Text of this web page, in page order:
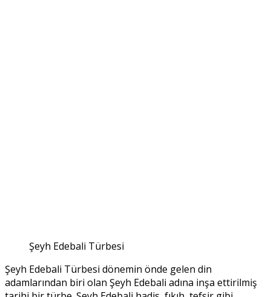
Şeyh Edebali Türbesi
Şeyh Edebali Türbesi dönemin önde gelen din
adamlarından biri olan Şeyh Edebali adına inşa ettirilmiş